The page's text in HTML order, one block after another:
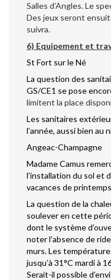
Salles d’Angles. Le
Des jeux seront
suivra.
6) Equipement et
St Fort sur le Né
La question des
GS/CE1 se pose
limitent la place
Les sanitaires
l’année, aussi bien au
Angeac-Champagne
Madame Camus
l’installation du sol et
vacances de
La question de la
soulever en cette
dont le système
noter l’absence de
murs. Les
jusqu’à 31°C mardi à
Serait-il possible